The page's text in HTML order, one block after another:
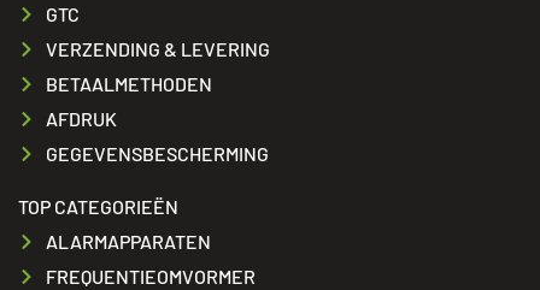
GTC
VERZENDING & LEVERING
BETAALMETHODEN
AFDRUK
GEGEVENSBESCHERMING
TOP CATEGORIEËN
ALARMAPPARATEN
FREQUENTIEOMVORMER